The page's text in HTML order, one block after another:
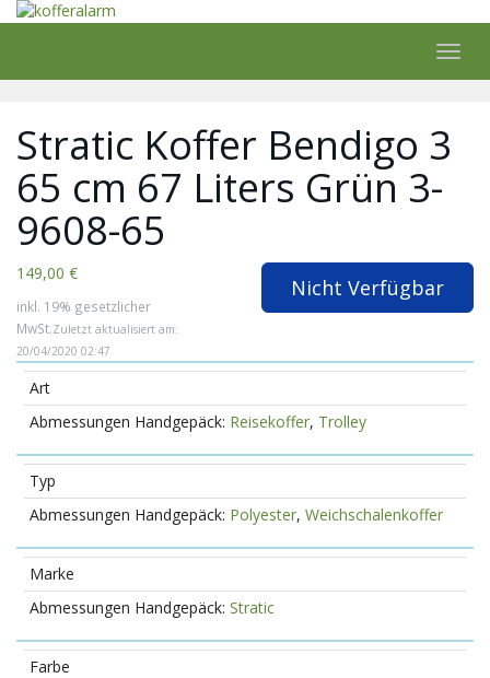
Skip
content
Stratic Koffer Bendigo 3
65 cm 67 Liters Grün 3-
9608-65
149,00 €
inkl. 19% gesetzlicher
MwSt.Zuletzt aktualisiert am:
20/04/2020 02:47
Nicht Verfügbar
Art
Reisekoffer, Trolley
Typ
Polyester, Weichschalenkoffer
Marke
Stratic
Farbe